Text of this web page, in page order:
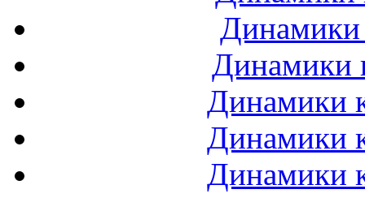
Динамики
Динамики
Динамики
Динамики
Динамики